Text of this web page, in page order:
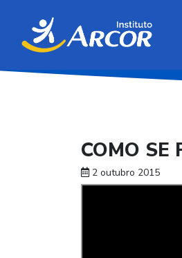
COMO SE
2 outubro 2015